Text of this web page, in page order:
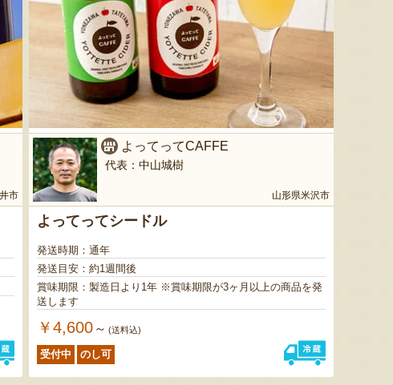
市
よってってCAFFE
山形県米沢市
代表：中山城樹
よってってシードル
発送時期：通年
発送目安：約1週間後
賞味期限：製造日より1年 ※賞味期限が3ヶ月以上の商品を発
送します
￥4,600 ～ (送料込)
受付中 のし可